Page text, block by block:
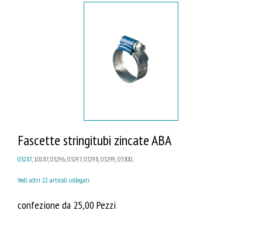
Fascette stringitubi zincate ABA
03287, 10187, 03296, 03297, 03298, 03299, 03300...
Vedi altri 22 articoli collegati
confezione da 25,00 Pezzi